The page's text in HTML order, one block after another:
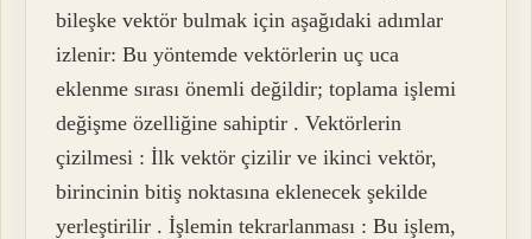
bileşke vektör bulmak için aşağıdaki adımlar
izlenir: Bu yöntemde vektörlerin uç uca
eklenme sırası önemli değildir; toplama işlemi
değişme özelliğine sahiptir . Vektörlerin
çizilmesi : İlk vektör çizilir ve ikinci vektör,
birincinin bitiş noktasına eklenecek şekilde
yerleştirilir . İşlemin tekrarlanması : Bu işlem,